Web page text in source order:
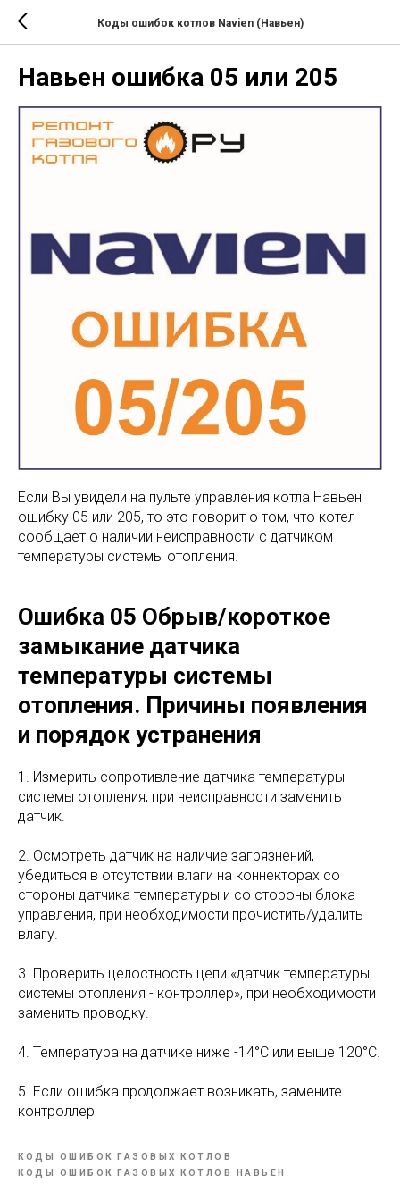
Коды ошибок котлов Navien (Навьен)
Навьен ошибка 05 или 205
Если Вы увидели на пульте управления котла Навьен
ошибку 05 или 205, то это говорит о том, что котел
сообщает о наличии неисправности с датчиком
температуры системы отопления.
Ошибка 05 Обрыв/короткое
замыкание датчика
температуры системы
отопления. Причины появления
и порядок устранения
1. Измерить сопротивление датчика температуры
системы отопления, при неисправности заменить
датчик.
2. Осмотреть датчик на наличие загрязнений,
убедиться в отсутствии влаги на коннекторах со
стороны датчика температуры и со стороны блока
управления, при необходимости прочистить/удалить
влагу.
3. Проверить целостность цепи «датчик температуры
системы отопления - контроллер», при необходимости
заменить проводку.
4. Температура на датчике ниже -14°С или выше 120°С.
5. Если ошибка продолжает возникать, замените
контроллер
КОДЫ ОШИБОК ГАЗОВЫХ КОТЛОВ
КОДЫ ОШИБОК ГАЗОВЫХ КОТЛОВ НАВЬЕН